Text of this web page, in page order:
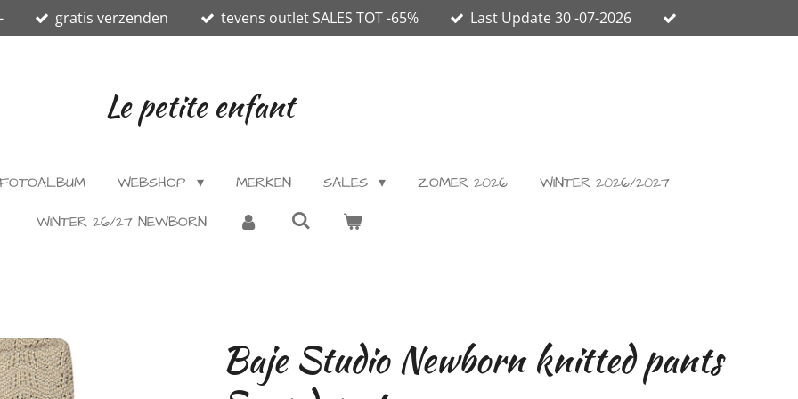
gratis verzenden tevens outlet SALES TOT -65% Last Update 30 -07-2026
Le petite enfant
FOTOALBUM WEBSHOP MERKEN SALES ZOMER 2026
WINTER 2026/2027
WINTER 26/27 NEWBORN
Baje Studio Newborn knitted pants